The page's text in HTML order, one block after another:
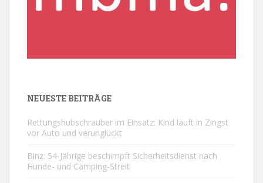
NEUESTE BEITRÄGE
Rettungshubschrauber im Einsatz: Kind läuft in Zingst
vor Auto und verunglückt
Binz: 54-Jährige beschimpft Sicherheitsdienst nach
Hunde- und Camping-Streit